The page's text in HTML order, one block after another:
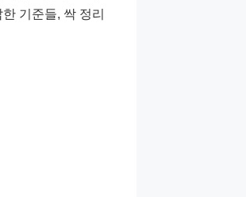
기준들, 싹 정리